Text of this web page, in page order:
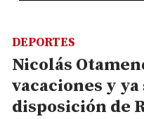
Nicolás
vacaciones y ya
disposición de
DEPORTES